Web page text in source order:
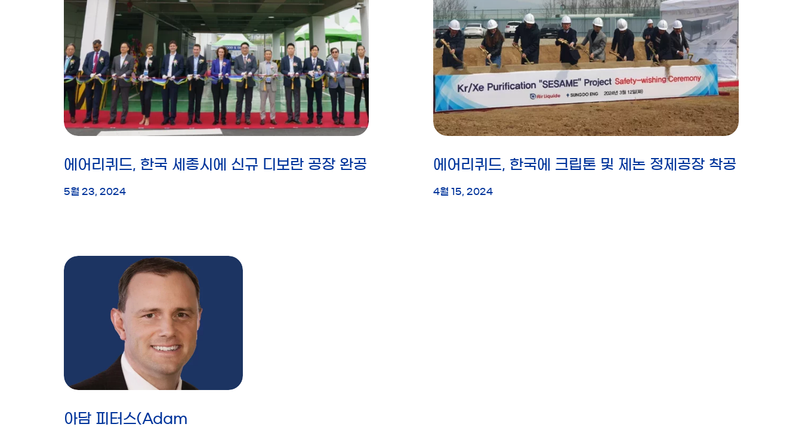
에어리퀴드, 한국 세종시에 신규 디보란 공장 완공
5월 23, 2024
에어리퀴드, 한국에 크립톤 및 제논 정제공장 착공
4월 15, 2024
아담 피터스(Adam